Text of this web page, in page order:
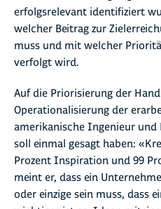
erfolgsrelevant identifiziert
welcher Beitrag zur
muss und mit welcher
verfolgt wird.
Auf die Priorisierung der
Operationalisierung der
amerikanische Ingenieur und
soll einmal gesagt haben:
Prozent Inspiration und 99
meint er, dass ein
oder einzige sein muss, dass